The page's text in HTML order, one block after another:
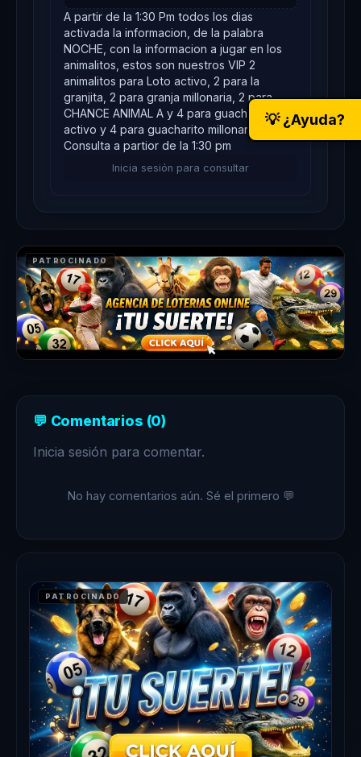
A partir de la 1:30 Pm todos los dias
activada la informacion, de la palabra
NOCHE, con la informacion a jugar en los
animalitos, estos son nuestros VIP 2
animalitos para Loto activo, 2 para la
granjita, 2 para granja millonaria, 2 para
CHANCE ANIMAL A y 4 para guacharo
activo y 4 para guacharito millonario,
Consulta a partior de la 1:30 pm
Inicia sesión para consultar
PATROCINADO
💬 Comentarios (0)
Inicia sesión para comentar.
No hay comentarios aún. Sé el primero 💬
PATROCINADO
💡 ¿Ayuda?